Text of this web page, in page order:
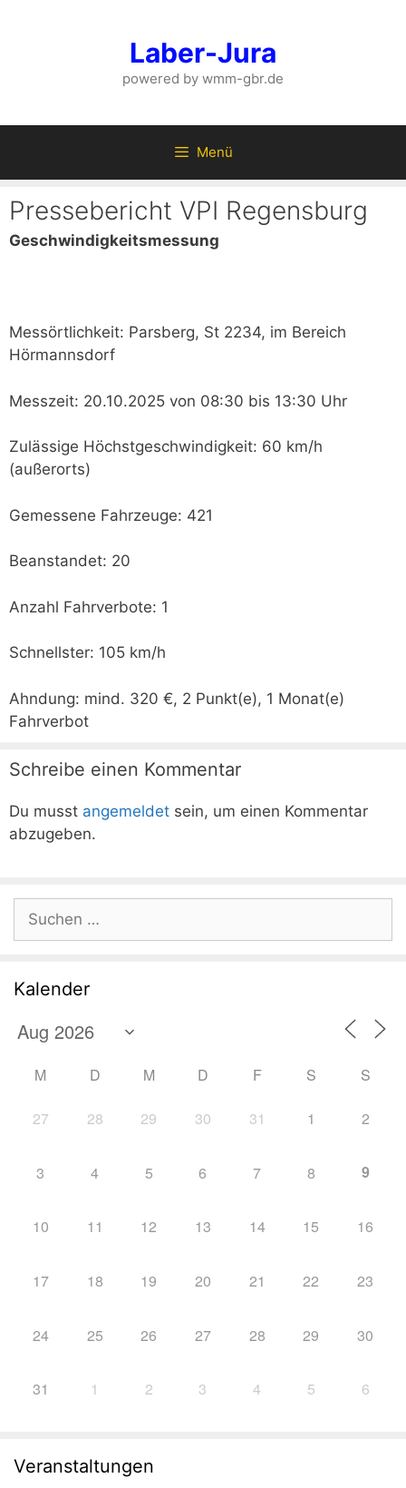
Laber-Jura
powered by wmm-gbr.de
Menü
Pressebericht VPI Regensburg
Geschwindigkeitsmessung
Messörtlichkeit: Parsberg, St 2234, im Bereich
Hörmannsdorf
Messzeit: 20.10.2025 von 08:30 bis 13:30 Uhr
Zulässige Höchstgeschwindigkeit: 60 km/h
(außerorts)
Gemessene Fahrzeuge: 421
Beanstandet: 20
Anzahl Fahrverbote: 1
Schnellster: 105 km/h
Ahndung: mind. 320 €, 2 Punkt(e), 1 Monat(e)
Fahrverbot
Schreibe einen Kommentar
Du musst angemeldet sein, um einen Kommentar
abzugeben.
Suchen
nach:
Kalender
M D M D F S S
27 28 29 30 31 1 2
3 4 5 6 7 8 9
10 11 12 13 14 15 16
17 18 19 20 21 22 23
24 25 26 27 28 29 30
31 1 2 3 4 5 6
Veranstaltungen